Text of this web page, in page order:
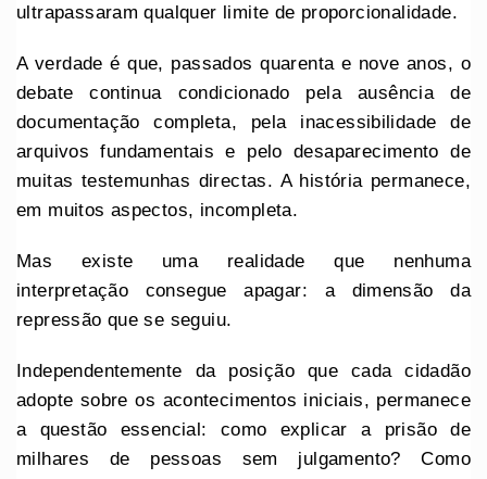
ultrapassaram qualquer limite de proporcionalidade.
A verdade é que, passados quarenta e nove anos, o
debate continua condicionado pela ausência de
documentação completa, pela inacessibilidade de
arquivos fundamentais e pelo desaparecimento de
muitas testemunhas directas. A história permanece,
em muitos aspectos, incompleta.
Mas existe uma realidade que nenhuma
interpretação consegue apagar: a dimensão da
repressão que se seguiu.
Independentemente da posição que cada cidadão
adopte sobre os acontecimentos iniciais, permanece
a questão essencial: como explicar a prisão de
milhares de pessoas sem julgamento? Como